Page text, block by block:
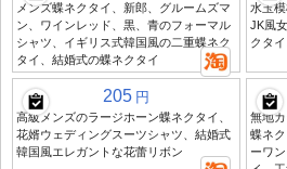
メンズ蝶ネクタイ、新郎、グルームズマ
ン、ワインレッド、黒、青のフォーマル
シャツ、イギリス式韓国風の二重蝶ネク
タイ、結婚式の蝶ネクタイ
水玉
JK風
クタ
205 円
高級メンズのラージホーン蝶ネクタイ、
花婿ウェディングスーツシャツ、結婚式
韓国風エレガントな花蕾リボン
無地
蝶ネ
ーワ